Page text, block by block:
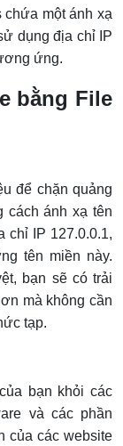
chứa một ánh xạ
dụng địa chỉ IP
ứng.
bằng File
để chặn quảng
cách ánh xạ tên
chỉ IP 127.0.0.1,
tên miền này.
bạn sẽ có trải
mà không cần
tạp.
bạn khỏi các
và các phần
của các website